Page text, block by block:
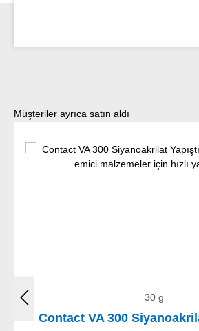
Ürün galerisini atla
Müşteriler ayrıca satın aldı
30 g
Contact VA 300